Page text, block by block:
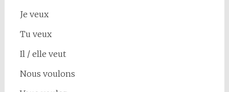
Je veux
Tu veux
Il / elle veut
Nous voulons